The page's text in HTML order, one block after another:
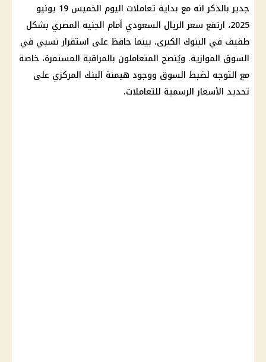
جدير بالذكر انه مع بداية تعاملات اليوم الخميس 19 يونيو
2025، ارتفع سعر الريال السعودي أمام الجنيه المصري بشكل
طفيف في البنوك الكبرى، بينما حافظ على استقرار نسبي في
السوق الموازية. ويُنصح المتعاملون بالمراقبة المستمرة، خاصة
مع التوجه لضبط السوق ووجود هيمنة البنك المركزي على
تحديد الأسعار الرسمية للتعاملات.